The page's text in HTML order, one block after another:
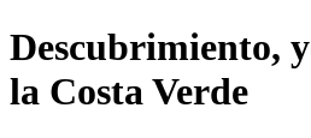
Descubrimiento,
la Costa Verde